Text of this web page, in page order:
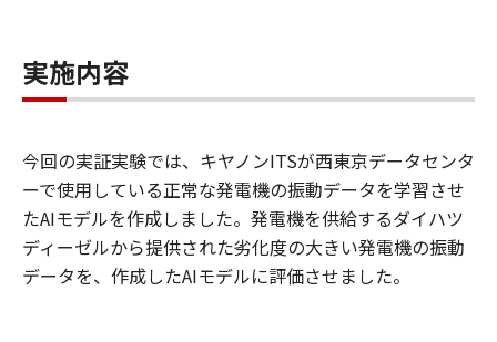
実施内容
今回の実証実験では、キヤノンITSが西東京データセンタ
ーで使用している正常な発電機の振動データを学習させ
たAIモデルを作成しました。発電機を供給するダイハツ
ディーゼルから提供された劣化度の大きい発電機の振動
データを、作成したAIモデルに評価させました。